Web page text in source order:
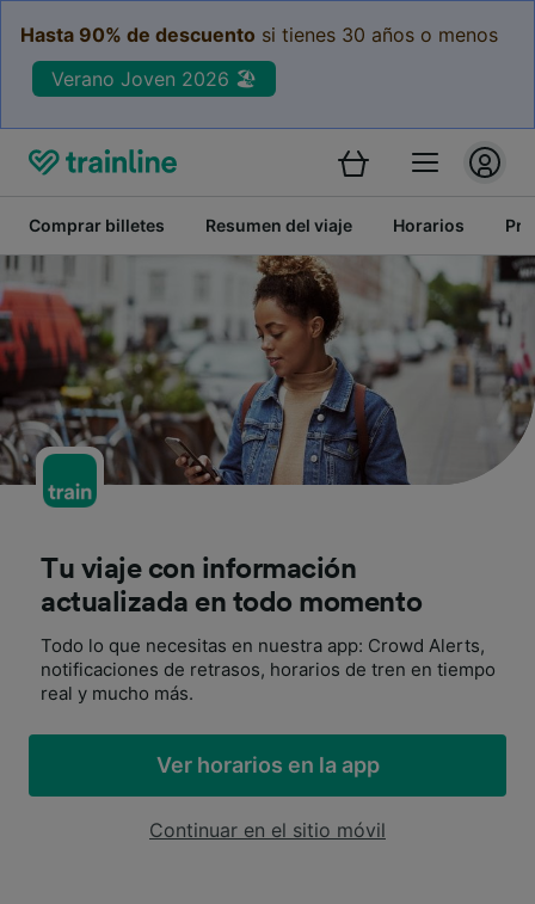
Hasta 90% de descuento si tienes 30 años o menos
Verano Joven 2026 🏖️
Comprar billetes Resumen del viaje Horarios
Tu viaje con información
actualizada en todo momento
Todo lo que necesitas en nuestra app: Crowd Alerts,
notificaciones de retrasos, horarios de tren en tiempo
real y mucho más.
Ver horarios en la app
Continuar en el sitio móvil